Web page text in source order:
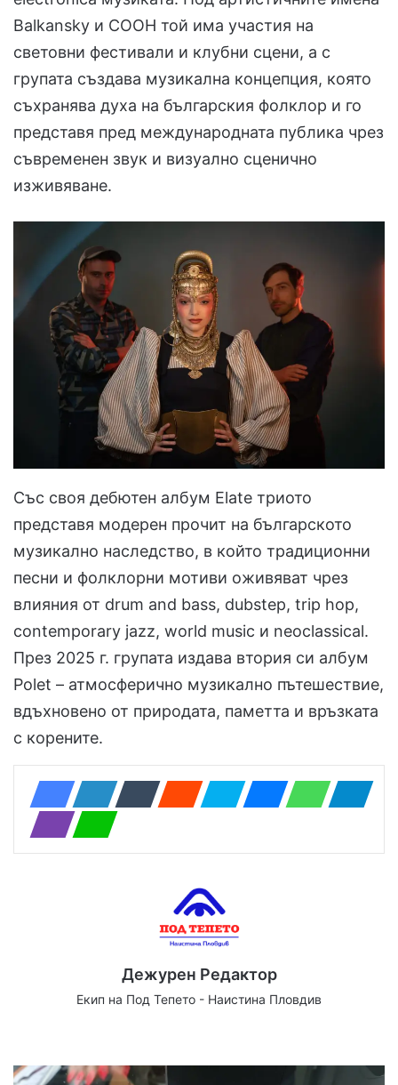
Balkansky и COOH той има участия на
световни фестивали и клубни сцени, а с
групата създава музикална концепция, която
съхранява духа на българския фолклор и го
представя пред международната публика чрез
съвременен звук и визуално сценично
изживяване.
Със своя дебютен албум Elate триото
представя модерен прочит на българското
музикално наследство, в който традиционни
песни и фолклорни мотиви оживяват чрез
влияния от drum and bass, dubstep, trip hop,
contemporary jazz, world music и neoclassical.
През 2025 г. групата издава втория си албум
Polet – атмосферично музикално пътешествие,
вдъхновено от природата, паметта и връзката
с корените.
Дежурен Редактор
Екип на Под Тепето - Наистина Пловдив